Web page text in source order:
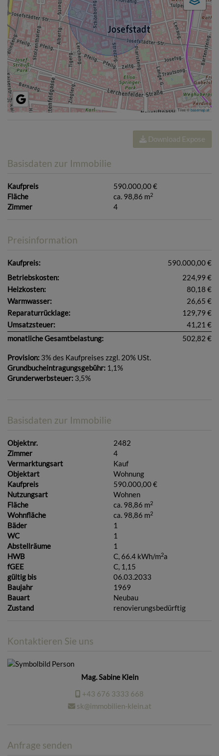
Tiles ©basemap.at
Download Expose
Basisdaten zur Immobilie
Kaufpreis
590.000,00 €
Fläche
ca. 98,86 m2
Zimmer 4
Preisinformation
Kaufpreis:
590.000,00 €
Betriebskosten:
224,99 €
Heizkosten:
80,18 €
Warmwasser:
26,65 €
Reparaturrücklage:
129,79 €
Umsatzsteuer:
41,21 €
monatliche Gesamtbelastung:
502,82 €
Provision: 3% des Kaufpreises zzgl. 20% USt.
Grundbucheintragungsgebühr: 1,1%
Grunderwerbsteuer: 3,5%
Basisdaten zur Immobilie
Objektnr.
2482
Zimmer
4
Vermarktungsart
Kauf
Objektart
Wohnung
Kaufpreis
590.000,00 €
Nutzungsart
Wohnen
Fläche
ca. 98,86 m2
Wohnfläche ca. 98,86 m2
Bäder
1
WC
1
Abstellräume
1
HWB
C, 66.4 kWh/m2a
fGEE
C, 1,15
gültig bis
06.03.2033
Baujahr
1969
Bauart
Neubau
Zustand
renovierungsbedürftig
Kontaktieren Sie uns
Mag. Sabine Klein
+43 676 3333 668
sk@immobilien-klein.at
Anfrage senden